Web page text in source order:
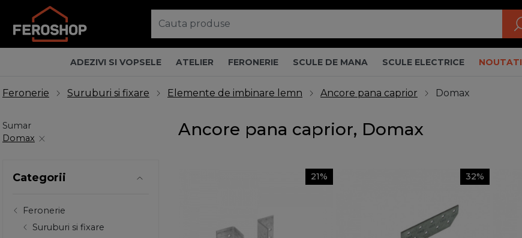
ADEZIVI SI VOPSELE ATELIER FERONERIE SCULE DE MANA SCULE ELECTRICE NOUTATI
Feronerie Suruburi si fixare Elemente de imbinare lemn Ancore pana caprior Domax
Sumar
Domax
Categorii
Feronerie
Suruburi si fixare
Ancore pana caprior, Domax
21% 32%